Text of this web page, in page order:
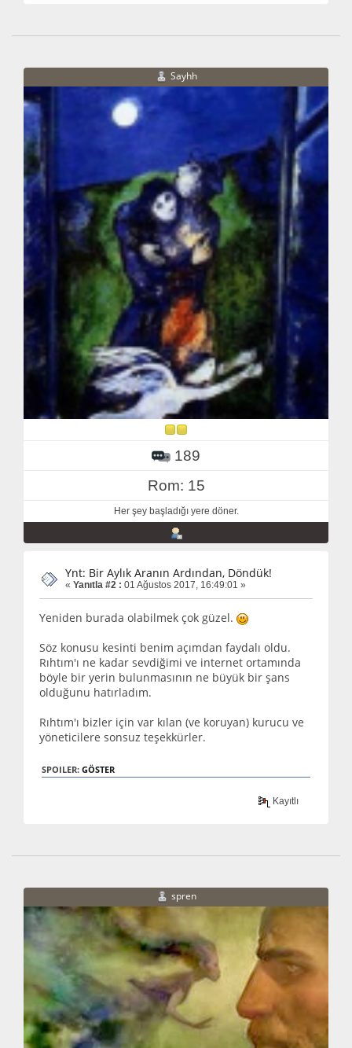
Sayhh
189
Rom: 15
Her şey başladığı yere döner.
Ynt: Bir Aylık Aranın Ardından, Döndük!
« Yanıtla #2 : 01 Ağustos 2017, 16:49:01 »
Yeniden burada olabilmek çok güzel.
Söz konusu kesinti benim açımdan faydalı oldu.
Rıhtım'ı ne kadar sevdiğimi ve internet ortamında
böyle bir yerin bulunmasının ne büyük bir şans
olduğunu hatırladım.
Rıhtım'ı bizler için var kılan (ve koruyan) kurucu ve
yöneticilere sonsuz teşekkürler.
SPOILER: GÖSTER
Kayıtlı
spren